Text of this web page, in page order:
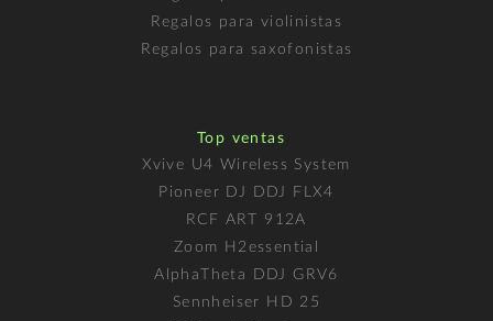
Regalos para violinistas
Regalos para saxofonistas
Top ventas
Xvive U4 Wireless System
Pioneer DJ DDJ FLX4
RCF ART 912A
Zoom H2essential
AlphaTheta DDJ GRV6
Sennheiser HD 25